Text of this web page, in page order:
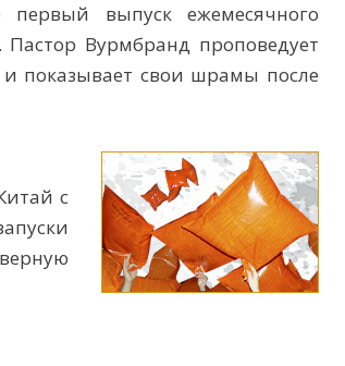
выпуск ежемесячного
Вурмбранд проповедует
показывает свои шрамы после
с